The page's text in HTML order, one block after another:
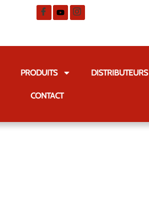
PRODUITS DISTRIBUTEURS
CONTACT